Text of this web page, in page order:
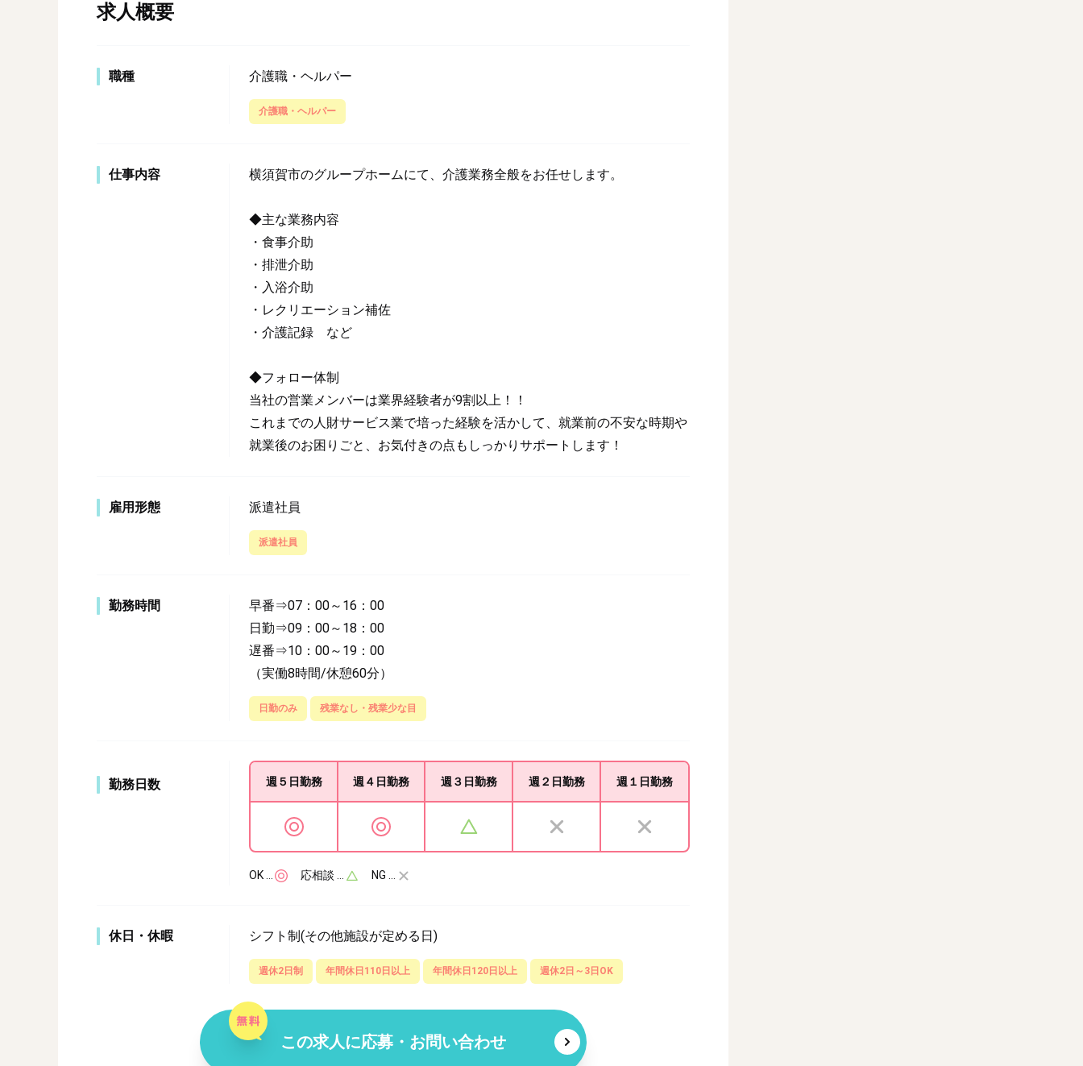
求人概要
職種 介護職・ヘルパー
介護職・ヘルパー
仕事内容 横須賀市のグループホームにて、介護業務全般をお任せします。
◆主な業務内容
・食事介助
・排泄介助
・入浴介助
・レクリエーション補佐
・介護記録 など
◆フォロー体制
当社の営業メンバーは業界経験者が9割以上！！
これまでの人財サービス業で培った経験を活かして、就業前の不安な時期や
就業後のお困りごと、お気付きの点もしっかりサポートします！
雇用形態 派遣社員
派遣社員
勤務時間
早番⇒07：00～16：00
日勤⇒09：00～18：00
遅番⇒10：00～19：00
（実働8時間/休憩60分）
日勤のみ 残業なし・残業少な目
勤務日数 週５日勤務 週４日勤務 週３日勤務 週２日勤務 週１日勤務
OK … 応相談 … NG …
休日・休暇 シフト制(その他施設が定める日)
週休2日制 年間休日110日以上 年間休日120日以上 週休2日～3日OK
この求人に応募・お問い合わせ